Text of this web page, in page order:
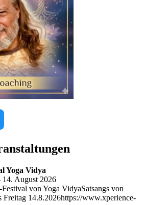
Yoga Vidya
14. August 2026
von Yoga VidyaSatsangs von
14.8.2026https://www.xperience-